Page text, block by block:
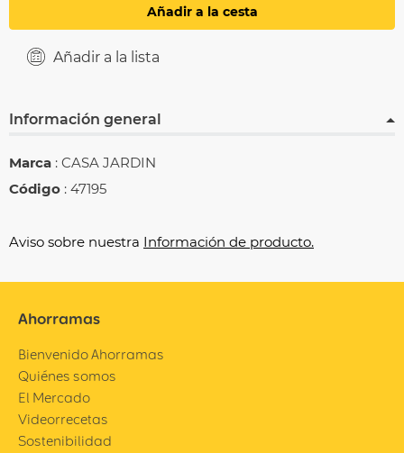
Añadir a la cesta
Añadir a la lista
Información general
Marca : CASA JARDIN
Código : 47195
Aviso sobre nuestra Información de producto.
Ahorramas
Bienvenido Ahorramas
Quiénes somos
El Mercado
Videorrecetas
Sostenibilidad